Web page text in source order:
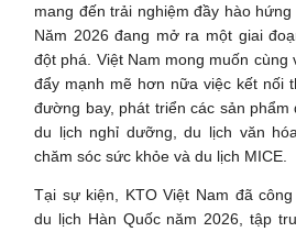
mang đến trải nghiệm đầy hào
Năm 2026 đang mở ra một giai
đột phá. Việt Nam mong muốn cùng
đẩy mạnh mẽ hơn nữa việc kết nối
đường bay, phát triển các sản
du lịch nghỉ dưỡng, du lịch văn
chăm sóc sức khỏe và du lịch MICE.
Tại sự kiện, KTO Việt Nam đã
du lịch Hàn Quốc năm 2026, tập